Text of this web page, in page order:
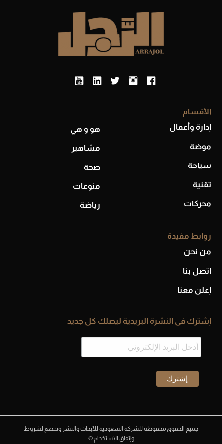
الأقسام
إدارة وأعمال
موضة
سياحة
تقنية
محركات
هو و هي
مشاهير
صحة
منوعات
رياضة
روابط مفيدة
من نحن
اتصل بنا
إعلن معنا
إشترك فى النشرة البريدية ليصلك كل جديد
جميع الحقوق محفوظة للشركة السعودية للأبحاث والنشر وتخضع لشروط
وإتفاق الإستخدام ©